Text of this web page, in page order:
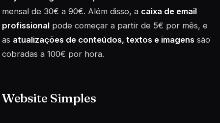
mensal de 30€ a 90€. Além disso, a caixa de email
profissional pode começar a partir de 5€ por mês, e
as atualizações de conteúdos, textos e imagens são
cobradas a 100€ por hora.
Website Simples